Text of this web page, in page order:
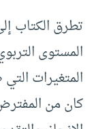
تطرق الكتاب
المستوى
المتغيرات
كان من